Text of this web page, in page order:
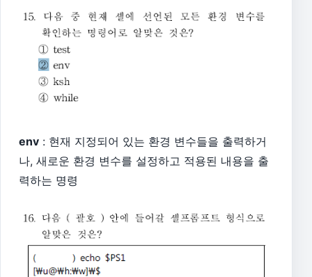
env : 현재 지정되어 있는 환경 변수들을 출력하거
나, 새로운 환경 변수를 설정하고 적용된 내용을 출
력하는 명령